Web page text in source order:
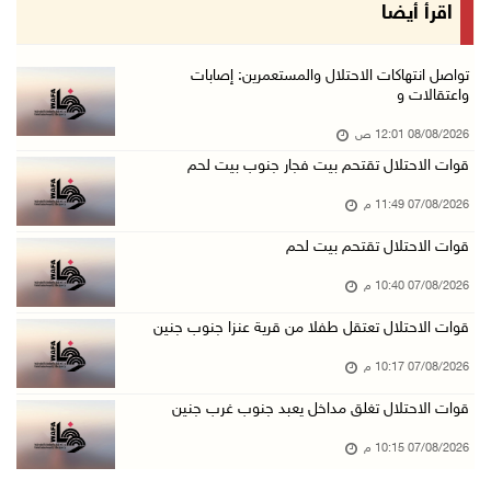
مستعمرون يهاجمون مساكن المواطنين في خربة الحم ...
بعد تجديد منع زيارات المعتقلين: أبو الحمص يدع ...
الرئاسة ترحب بإطلاق السعودية التحالف البحري ا ...
07/آب/2026 06:17 م
(محدث) نابلس: إصابة مواطن واعتقاله إثر هجوم ل ...
07/آب/2026 06:04 م
الرئاسة ترحب باتفاقية مكة للدفاع المشترك بين ...
بيروت: اللجنة الفنية للمجلس الوطني تناقش التر ...
07/آب/2026 03:31 م
اقرأ أيضا
تواصل انتهاكات الاحتلال والمستعمرين: إصابات
واعتقالات و
08/08/2026 12:01 ص
قوات الاحتلال تقتحم بيت فجار جنوب بيت لحم
07/08/2026 11:49 م
قوات الاحتلال تقتحم بيت لحم
07/08/2026 10:40 م
قوات الاحتلال تعتقل طفلا من قرية عنزا جنوب جنين
07/08/2026 10:17 م
قوات الاحتلال تغلق مداخل يعبد جنوب غرب جنين
07/08/2026 10:15 م